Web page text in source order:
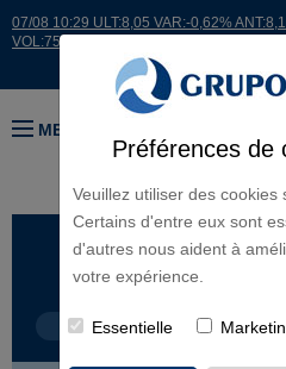
Préférences de
Veuillez utiliser des cookies
Certains d'entre eux sont
d'autres nous aident à
votre expérience.
Essentielle
07/08 10:29 ULT:8,05 VAR:-0,62%
VOL:7515
MENU
LIGNES D'ACTIVITÉ
TYPE DE PROJET